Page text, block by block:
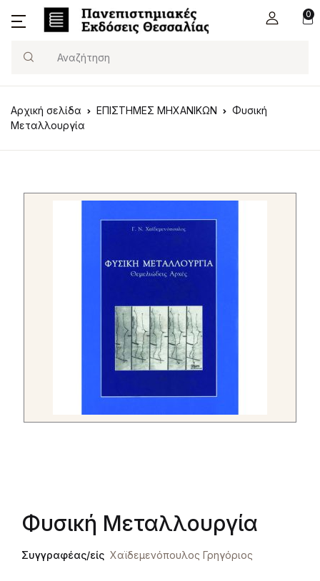
0
Search
Αρχική σελίδα ΕΠΙΣΤΗΜΕΣ ΜΗΧΑΝΙΚΩΝ
Φυσική
Μεταλλουργία
Φυσική Μεταλλουργία
Συγγραφέας/είς Χαϊδεμενόπουλος Γρηγόριος